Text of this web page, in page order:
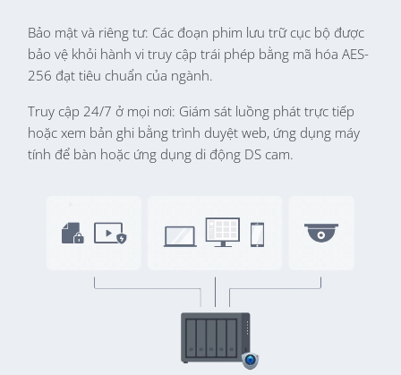
Bảo mật và riêng tư: Các đoạn phim lưu trữ cục bộ được
bảo vệ khỏi hành vi truy cập trái phép bằng mã hóa AES-
256 đạt tiêu chuẩn của ngành.
Truy cập 24/7 ở mọi nơi: Giám sát luồng phát trực tiếp
hoặc xem bản ghi bằng trình duyệt web, ứng dụng máy
tính để bàn hoặc ứng dụng di động DS cam.